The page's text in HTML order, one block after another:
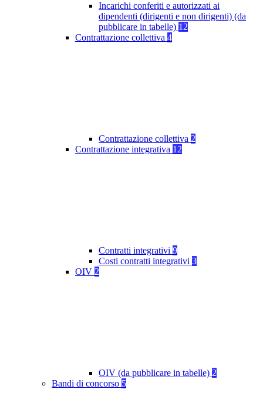
Incarichi conferiti e autorizzati ai
dipendenti (dirigenti e non dirigenti) (da
pubblicare in tabelle) 12
Contrattazione collettiva 4
Contrattazione collettiva 2
Contrattazione integrativa 12
Contratti integrativi 9
Costi contratti integrativi 3
OIV 2
OIV (da pubblicare in tabelle) 2
Bandi di concorso 5